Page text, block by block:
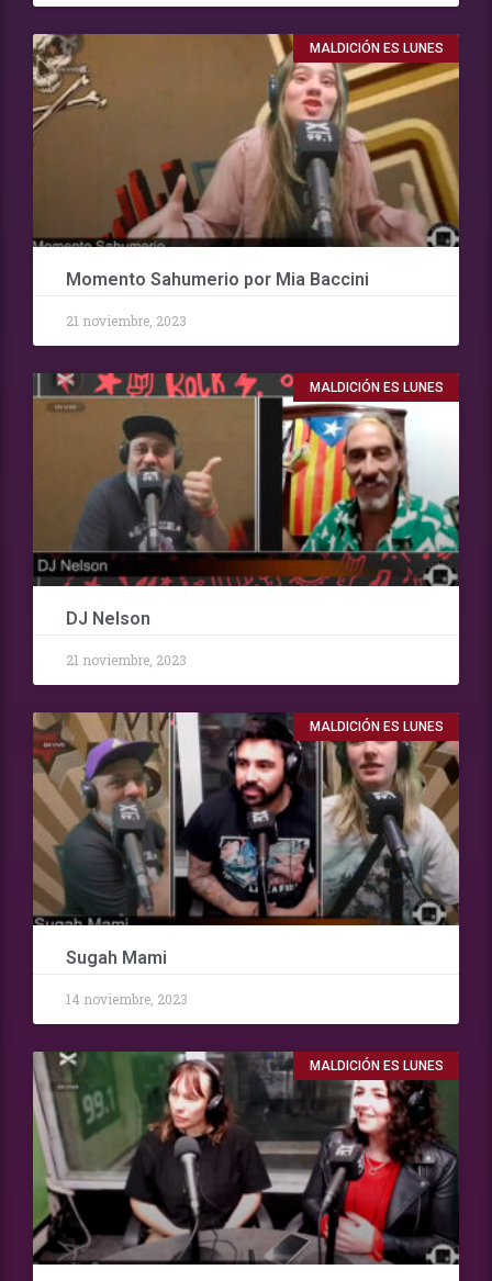
MALDICIÓN ES LUNES
Momento Sahumerio por Mia Baccini
21 noviembre, 2023
MALDICIÓN ES LUNES
DJ Nelson
21 noviembre, 2023
MALDICIÓN ES LUNES
Sugah Mami
14 noviembre, 2023
MALDICIÓN ES LUNES